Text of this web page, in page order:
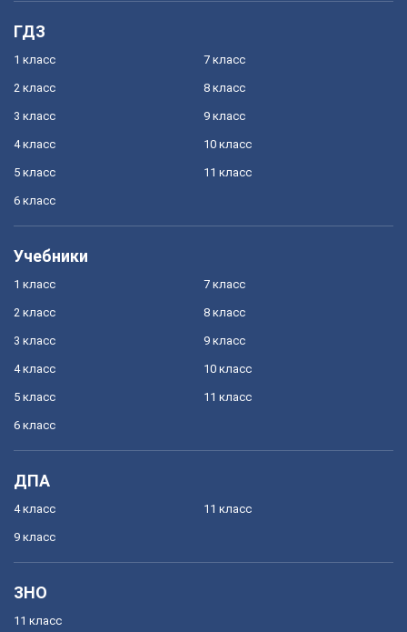
ГДЗ
1 класс
2 класс
3 класс
4 класс
5 класс
6 класс
7 класс
8 класс
9 класс
10 класс
11 класс
Учебники
1 класс
2 класс
3 класс
4 класс
5 класс
6 класс
7 класс
8 класс
9 класс
10 класс
11 класс
ДПА
4 класс
9 класс
11 класс
ЗНО
11 класс